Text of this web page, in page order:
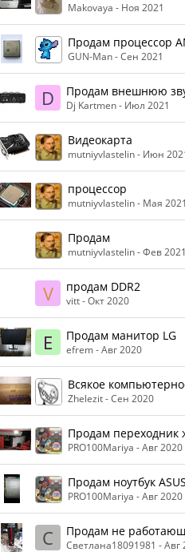
Makovaya - Ноя 2021
Продам процессор
GUN-Man -Сен 2021
D Продам внешнюю
Dj Kartmen - Июл 2021
Видеокарта
mutniyvlastelin - Июн
процессор
mutniyvlastelin - Мая 2021
Продам
mutniyvlastelin -Фев 2021
V продам DDR2
vitt -Окт 2020
E Продам манитор LG
efrem -Авг 2020
Всякое
Zhelezit -Сен 2020
Продам переходник
PRO100Mariya -Авг 2020
Продам ноутбук
PRO100Mariya -Авг 2020
С Продам не
Светлана18091981 -Авг